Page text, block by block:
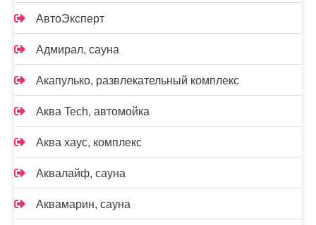
АвтоЭксперт
Адмирал, сауна
Акапулько, развлекательный комплекс
Аква Tech, автомойка
Аква хаус, комплекс
Аквалайф, сауна
Аквамарин, сауна